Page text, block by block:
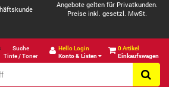
Angebote gelten für Privatkunden.
Preise inkl. gesetzl. MwSt.
Suche
Tinte / Toner
Hello Login
Konto & Listen
0 Artikel
Einkaufswagen